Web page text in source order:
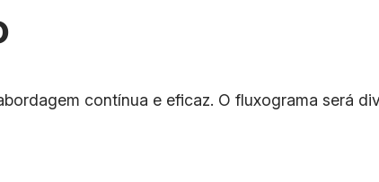
contínua e eficaz. O fluxograma será